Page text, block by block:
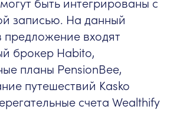
быть интегрированы с
записью. На данный
предложение входят
брокер Habito,
планы PensionBee,
путешествий Kasko
счета Wealthify